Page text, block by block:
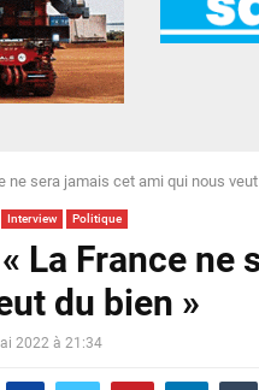
ne sera jamais cet ami qui nous
Interview Politique
La France
du bien »
2022 à 21:34